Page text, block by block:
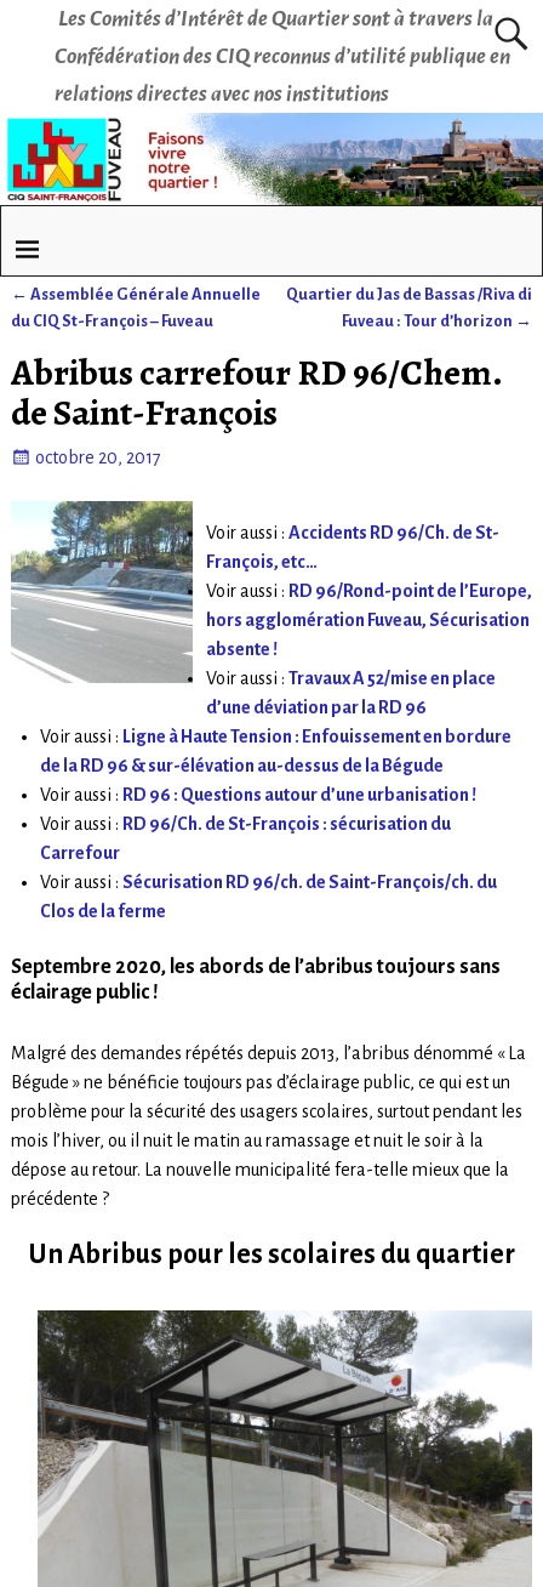
Les Comités d’Intérêt de Quartier sont à travers la
Confédération des CIQ reconnus d’utilité publique en
relations directes avec nos institutions
Navigation des articles
← Assemblée Générale Annuelle
du CIQ St-François – Fuveau
Quartier du Jas de Bassas /Riva di
Fuveau : Tour d’horizon →
Abribus carrefour RD 96/Chem.
de Saint-François
octobre 20, 2017
Voir aussi : Accidents RD 96/Ch. de St-
François, etc…
Voir aussi : RD 96/Rond-point de l’Europe,
hors agglomération Fuveau, Sécurisation
absente !
Voir aussi : Travaux A 52/mise en place
d’une déviation par la RD 96
Voir aussi : Ligne à Haute Tension : Enfouissement en bordure
de la RD 96 & sur-élévation au-dessus de la Bégude
Voir aussi : RD 96 : Questions autour d’une urbanisation !
Voir aussi : RD 96/Ch. de St-François : sécurisation du
Carrefour
Voir aussi : Sécurisation RD 96/ch. de Saint-François/ch. du
Clos de la ferme
Septembre 2020, les abords de l’abribus toujours sans
éclairage public !
Malgré des demandes répétés depuis 2013, l’abribus dénommé « La
Bégude » ne bénéficie toujours pas d’éclairage public, ce qui est un
problème pour la sécurité des usagers scolaires, surtout pendant les
mois l’hiver, ou il nuit le matin au ramassage et nuit le soir à la
dépose au retour. La nouvelle municipalité fera-telle mieux que la
précédente ?
Un Abribus pour les scolaires du quartier